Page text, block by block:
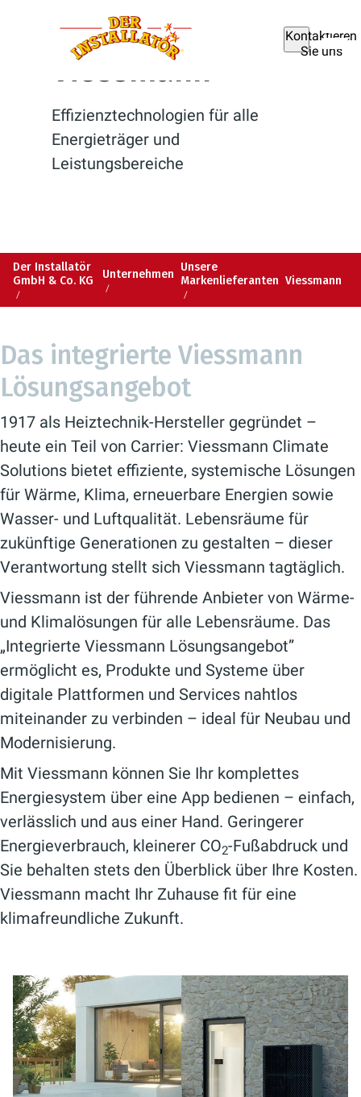
Kontaktieren
Sie uns
Viessmann
Effizienztechnologien für alle
Energieträger und
Leistungsbereiche
Der Installatör
GmbH & Co. KG
Unternehmen Unsere
Markenlieferanten Viessmann
Das integrierte Viessmann
Lösungsangebot
1917 als Heiztechnik-Hersteller gegründet –
heute ein Teil von Carrier: Viessmann Climate
Solutions bietet effiziente, systemische Lösungen
für Wärme, Klima, erneuerbare Energien sowie
Wasser- und Luftqualität. Lebensräume für
zukünftige Generationen zu gestalten – dieser
Verantwortung stellt sich Viessmann tagtäglich.
Viessmann ist der führende Anbieter von Wärme-
und Klimalösungen für alle Lebensräume. Das
„Integrierte Viessmann Lösungsangebot”
ermöglicht es, Produkte und Systeme über
digitale Plattformen und Services nahtlos
miteinander zu verbinden – ideal für Neubau und
Modernisierung.
Mit Viessmann können Sie Ihr komplettes
Energiesystem über eine App bedienen – einfach,
verlässlich und aus einer Hand. Geringerer
Energieverbrauch, kleinerer CO2-Fußabdruck und
Sie behalten stets den Überblick über Ihre Kosten.
Viessmann macht Ihr Zuhause fit für eine
klimafreundliche Zukunft.